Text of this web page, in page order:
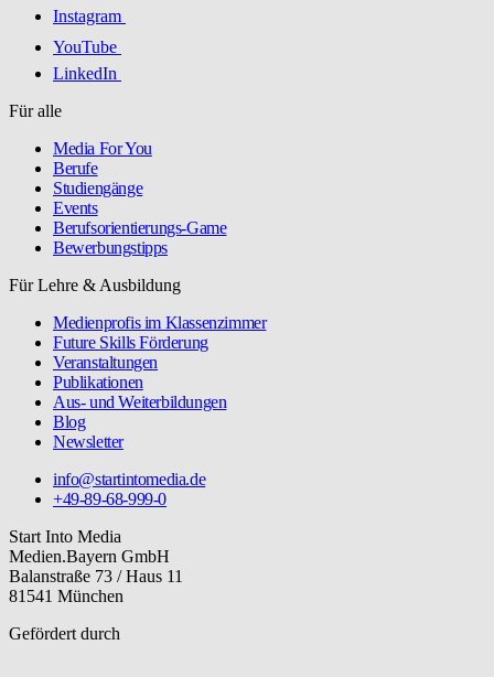
Instagram
YouTube
LinkedIn
Für alle
Media For You
Berufe
Studiengänge
Events
Berufsorientierungs-Game
Bewerbungstipps
Für Lehre & Ausbildung
Medienprofis im Klassenzimmer
Future Skills Förderung
Veranstaltungen
Publikationen
Aus- und Weiterbildungen
Blog
Newsletter
info@startintomedia.de
+49-89-68-999-0
Start Into Media
Medien.Bayern GmbH
Balanstraße 73 / Haus 11
81541 München
Gefördert durch